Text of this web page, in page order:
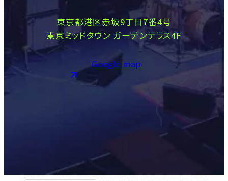
東京都港区赤坂9丁目7番4号
東京ミッドタウン ガーデンテラス4F
Google map